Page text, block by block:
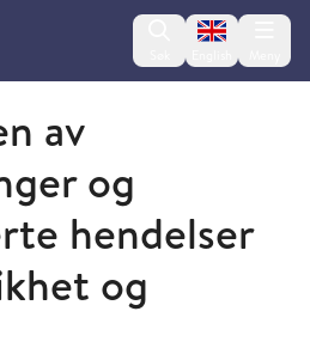
Change
av
og
hendelser
og